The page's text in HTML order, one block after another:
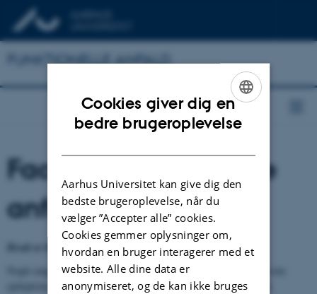
FUNKTIONELLE ANFALD
Facts om funktionelle
anfald
Hvad er funktionelle anfald?
Nogle unge oplever at få anfald, som på mange måder kan se ud som
epileptiske anfald, men hvor det i virkeligheden drejer det sig om
ENGLISH
Cookies giver dig en
bedre brugeroplevelse
Aarhus Universitet kan give dig den
bedste brugeroplevelse, når du
vælger ”Accepter alle” cookies.
Cookies gemmer oplysninger om,
hvordan en bruger interagerer med et
website. Alle dine data er
anonymiseret, og de kan ikke bruges